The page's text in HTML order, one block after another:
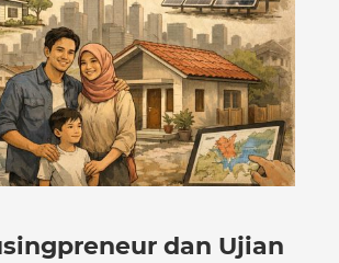
dan Ujian